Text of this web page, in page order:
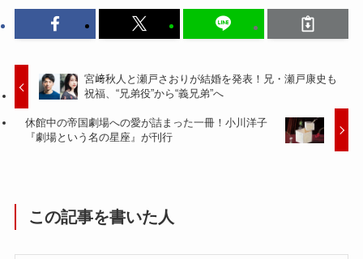
宮﨑秋人と瀬戸さおりが結婚を発表！兄・瀬戸康史も
祝福、“兄弟役”から“義兄弟”へ
休館中の帝国劇場への愛が詰まった一冊！小川洋子
『劇場という名の星座』が刊行
この記事を書いた人